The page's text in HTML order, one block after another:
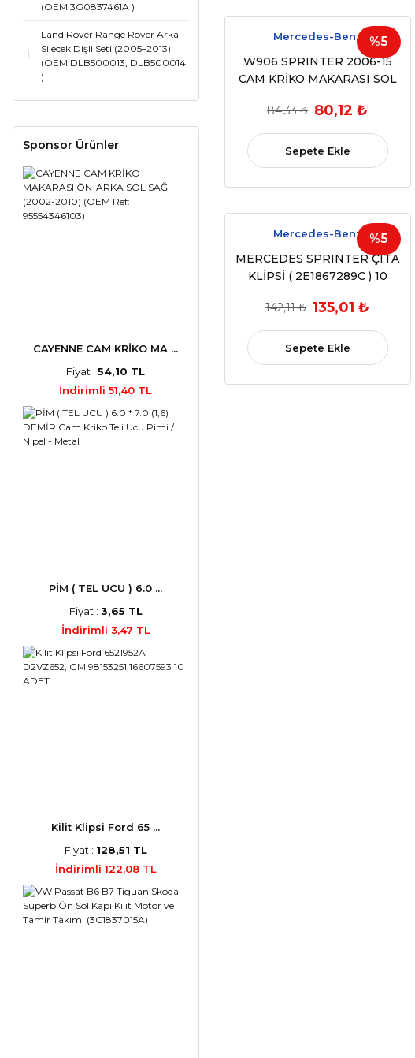
(OEM:3G0837461A )
Land Rover Range Rover Arka
Silecek Dişli Seti (2005–2013)
(OEM:DLB500013, DLB500014
)
Sponsor Ürünler
CAYENNE CAM KRİKO MA ...
Fiyat :54,10 TL
İndirimli 51,40 TL
PİM ( TEL UCU ) 6.0 ...
Fiyat : 3,65 TL
İndirimli 3,47 TL
Kilit Klipsi Ford 65 ...
Fiyat : 128,51 TL
İndirimli 122,08 TL
%5
Mercedes-Benz
W906 SPRINTER 2006-15
CAM KRİKO MAKARASI SOL
A9067200146 Uyumlu)
84,33 ₺ 80,12 ₺
Sepete Ekle
%5
Mercedes-Benz
MERCEDES SPRINTER ÇITA
KLİPSİ ( 2E1867289C ) 10
142,11 ₺ 135,01 ₺
Sepete Ekle